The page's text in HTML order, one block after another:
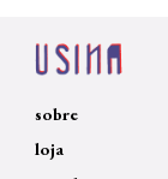
sobre
loja